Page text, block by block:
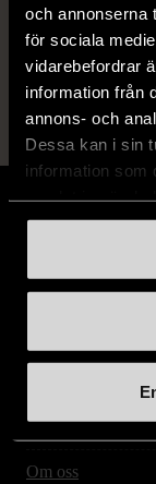
och annonserna
för sociala
vidarebefordrar
information från
annons- och
Dessa kan i sin
information som
14 dagars
Stöd oss
Hitta till oss
Om oss